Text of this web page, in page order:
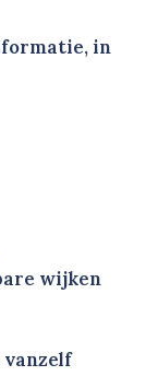
in
wijken
vanzelf